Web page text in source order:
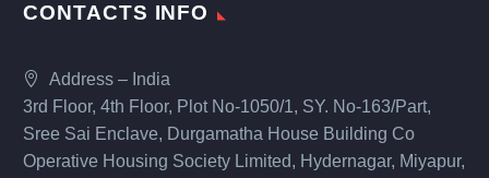
CONTACTS INFO
Address – India
3rd Floor, 4th Floor, Plot No-1050/1, SY. No-163/Part,
Sree Sai Enclave, Durgamatha House Building Co
Operative Housing Society Limited, Hydernagar, Miyapur,